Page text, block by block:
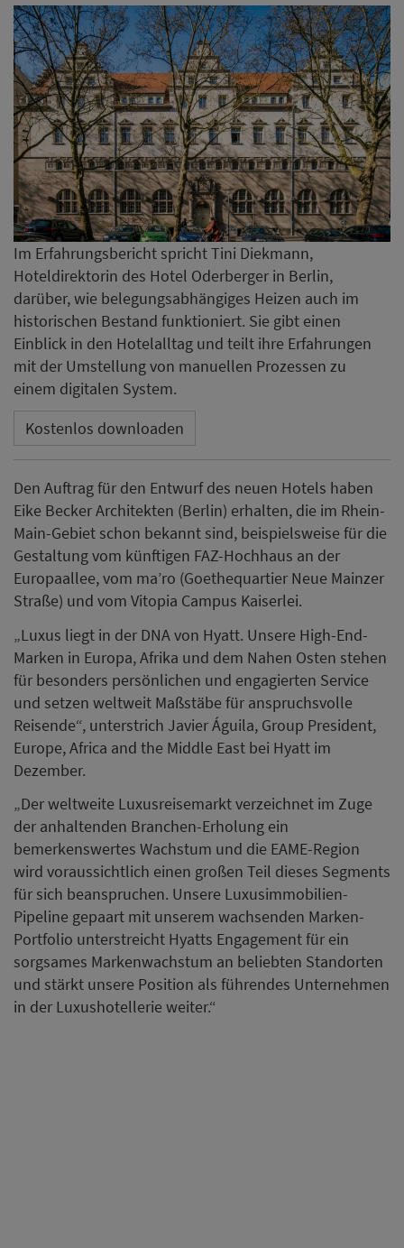
Im Erfahrungsbericht spricht Tini Diekmann,
Hoteldirektorin des Hotel Oderberger in Berlin,
darüber, wie belegungsabhängiges Heizen auch im
historischen Bestand funktioniert. Sie gibt einen
Einblick in den Hotelalltag und teilt ihre Erfahrungen
mit der Umstellung von manuellen Prozessen zu
einem digitalen System.
Kostenlos downloaden
Den Auftrag für den Entwurf des neuen Hotels haben
Eike Becker Architekten (Berlin) erhalten, die im Rhein-
Main-Gebiet schon bekannt sind, beispielsweise für die
Gestaltung vom künftigen FAZ-Hochhaus an der
Europaallee, vom ma’ro (Goethequartier Neue Mainzer
Straße) und vom Vitopia Campus Kaiserlei.
„Luxus liegt in der DNA von Hyatt. Unsere High-End-
Marken in Europa, Afrika und dem Nahen Osten stehen
für besonders persönlichen und engagierten Service
und setzen weltweit Maßstäbe für anspruchsvolle
Reisende“, unterstrich Javier Águila, Group President,
Europe, Africa and the Middle East bei Hyatt im
Dezember.
„Der weltweite Luxusreisemarkt verzeichnet im Zuge
der anhaltenden Branchen-Erholung ein
bemerkenswertes Wachstum und die EAME-Region
wird voraussichtlich einen großen Teil dieses Segments
für sich beanspruchen. Unsere Luxusimmobilien-
Pipeline gepaart mit unserem wachsenden Marken-
Portfolio unterstreicht Hyatts Engagement für ein
sorgsames Markenwachstum an beliebten Standorten
und stärkt unsere Position als führendes Unternehmen
in der Luxushotellerie weiter.“